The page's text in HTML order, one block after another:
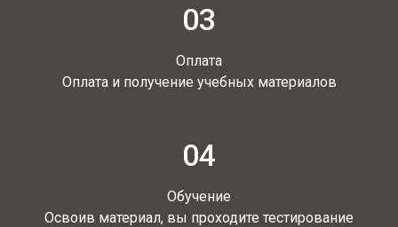
03
Оплата
Оплата и получение учебных материалов
04
Обучение
Освоив материал, вы проходите тестирование